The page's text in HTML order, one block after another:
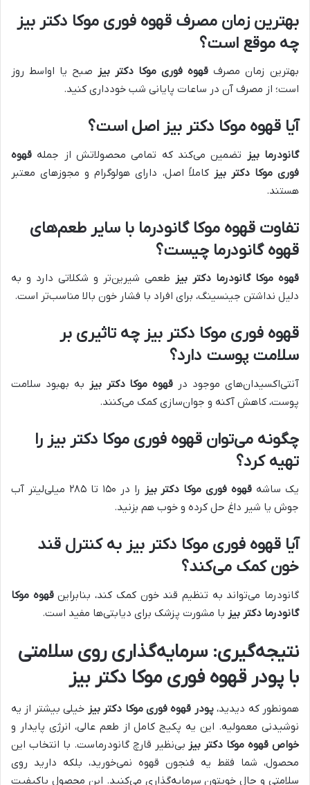
بهترین زمان مصرف قهوه فوری موکا دکتر بیز
چه موقع است؟
بهترین زمان مصرف قهوه فوری موکا دکتر بیز صبح یا اواسط روز
است؛ از مصرف آن در ساعات پایانی شب خودداری کنید.
آیا قهوه موکا دکتر بیز اصل است؟
گانودرما بیز تضمین می‌کند که تمامی محصولاتش از جمله قهوه
فوری موکا دکتر بیز کاملاً اصل، دارای هولوگرام و مجوزهای معتبر
هستند.
تفاوت قهوه موکا گانودرما با سایر طعم‌های
قهوه گانودرما چیست؟
قهوه موکا گانودرما دکتر بیز طعمی شیرین‌تر و شکلاتی دارد و به
دلیل نداشتن جینسینگ، برای افراد با فشار خون بالا مناسب‌تر است.
قهوه فوری موکا دکتر بیز چه تاثیری بر
سلامت پوست دارد؟
آنتی‌اکسیدان‌های موجود در قهوه موکا دکتر بیز به بهبود سلامت
پوست، کاهش آکنه و جوان‌سازی کمک می‌کنند.
چگونه می‌توان قهوه فوری موکا دکتر بیز را
تهیه کرد؟
یک ساشه قهوه فوری موکا دکتر بیز
را در ۱۵۰ تا ۲۸۵ میلی‌لیتر آب
جوش یا شیر داغ حل کرده و خوب هم بزنید.
آیا قهوه فوری موکا دکتر بیز به کنترل قند
خون کمک می‌کند؟
گانودرما می‌تواند به تنظیم قند خون کمک کند، بنابراینقهوه موکا
گانودرما دکتر بیز با مشورت پزشک برای دیابتی‌ها مفید است.
نتیجه‌گیری: سرمایه‌گذاری روی سلامتی
با پودر قهوه فوری موکا دکتر بیز
همونطور که دیدید،پودر قهوه فوری موکا دکتر بیز خیلی بیشتر از یه
نوشیدنی معمولیه. این یه پکیج کامل از طعم عالی، انرژی پایدار و
خواص قهوه موکا دکتر بیز بی‌نظیر قارچ گانودرماست. با انتخاب این
محصول، شما فقط یه فنجون قهوه نمی‌خورید، بلکه دارید روی
سلامتی و حال خوبتون سرمایه‌گذاری می‌کنید. این محصول باکیفیت